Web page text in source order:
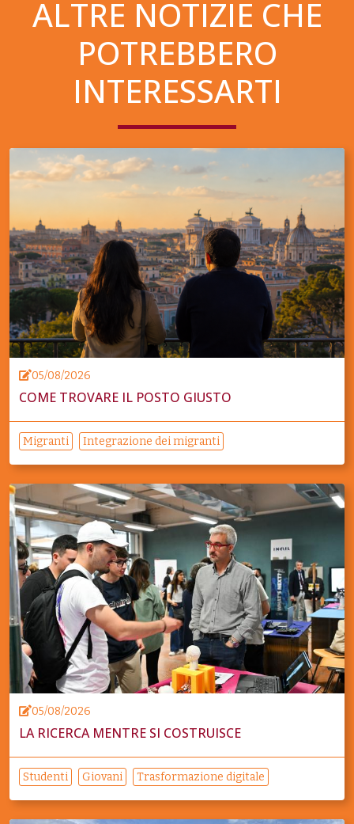
ALTRE NOTIZIE CHE
POTREBBERO
INTERESSARTI
05/08/2026
COME TROVARE IL POSTO GIUSTO
Migranti Integrazione dei migranti
05/08/2026
LA RICERCA MENTRE SI COSTRUISCE
Studenti Giovani Trasformazione digitale